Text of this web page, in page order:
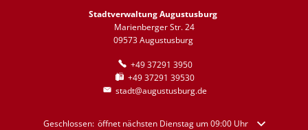
Stadtverwaltung Augustusburg
Marienberger Str. 24
09573 Augustusburg
+49 37291 3950
+49 37291 39530
stadt@augustusburg.de
Klicken, um weitere Öffnungs- oder Schließzeiten auszublenden
Geschlossen: öffnet nächsten Dienstag um 09:00 Uhr